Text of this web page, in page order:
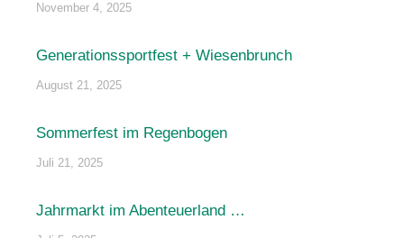
November 4, 2025
Generationssportfest + Wiesenbrunch
August 21, 2025
Sommerfest im Regenbogen
Juli 21, 2025
Jahrmarkt im Abenteuerland …